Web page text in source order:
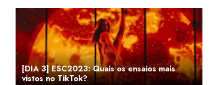
[DIA 3] ESC2023: Quais os ensaios mais
vistos no TikTok?